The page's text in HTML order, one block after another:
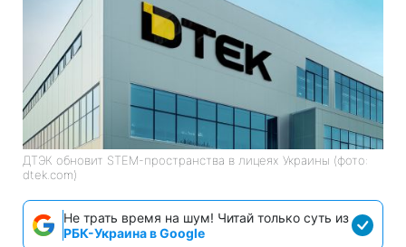
ДТЭК обновит STEM-пространства в лицеях Украины (фото:
dtek.com)
Не трать время на шум! Читай только суть из
РБК-Украина в Google